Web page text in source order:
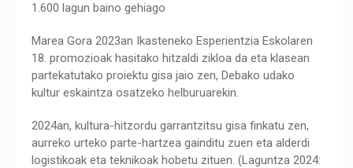
1.600 lagun baino gehiago
Marea Gora 2023an Ikasteneko Esperientzia Eskolaren
18. promozioak hasitako hitzaldi zikloa da eta klasean
partekatutako proiektu gisa jaio zen, Debako udako
kultur eskaintza osatzeko helburuarekin.
2024an, kultura-hitzordu garrantzitsu gisa finkatu zen,
aurreko urteko parte-hartzea gainditu zuen eta alderdi
logistikoak eta teknikoak hobetu zituen. (Laguntza 2024: